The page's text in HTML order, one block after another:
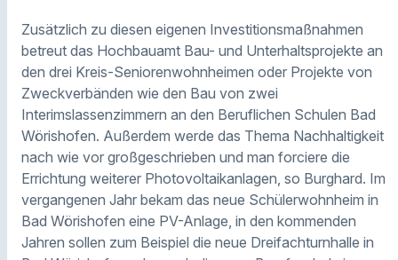
Zusätzlich zu diesen eigenen Investitionsmaßnahmen
betreut das Hochbauamt Bau- und Unterhaltsprojekte an
den drei Kreis-Seniorenwohnheimen oder Projekte von
Zweckverbänden wie den Bau von zwei
Interimslassenzimmern an den Beruflichen Schulen Bad
Wörishofen. Außerdem werde das Thema Nachhaltigkeit
nach wie vor großgeschrieben und man forciere die
Errichtung weiterer Photovoltaikanlagen, so Burghard. Im
vergangenen Jahr bekam das neue Schülerwohnheim in
Bad Wörishofen eine PV-Anlage, in den kommenden
Jahren sollen zum Beispiel die neue Dreifachturnhalle in